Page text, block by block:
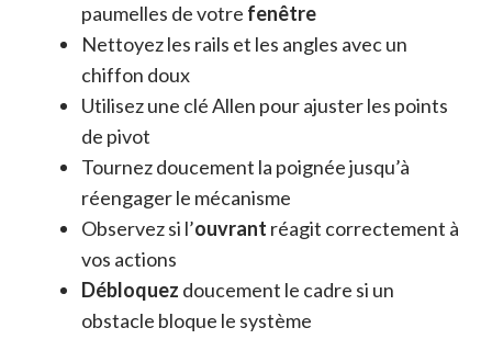
paumelles de votre fenêtre
Nettoyez les rails et les angles avec un
chiffon doux
Utilisez une clé Allen pour ajuster les points
de pivot
Tournez doucement la poignée jusqu’à
réengager le mécanisme
Observez si l’ouvrant réagit correctement à
vos actions
Débloquez doucement le cadre si un
obstacle bloque le système